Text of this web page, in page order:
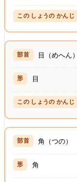
目（めへん）
目
角（つの）
角